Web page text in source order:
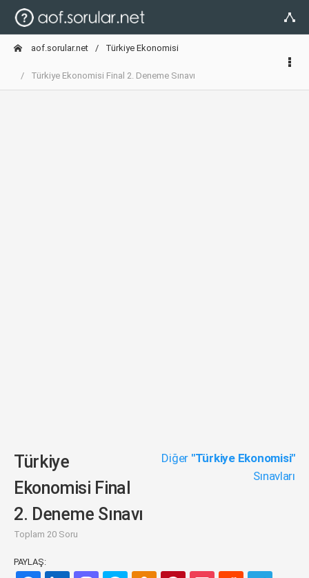
aof.sorular.net Türkiye Ekonomisi
Türkiye Ekonomisi Final 2. Deneme Sınavı
Türkiye
Ekonomisi Final
2. Deneme Sınavı
Toplam 20 Soru
Diğer "Türkiye Ekonomisi"
Sınavları
PAYLAŞ: